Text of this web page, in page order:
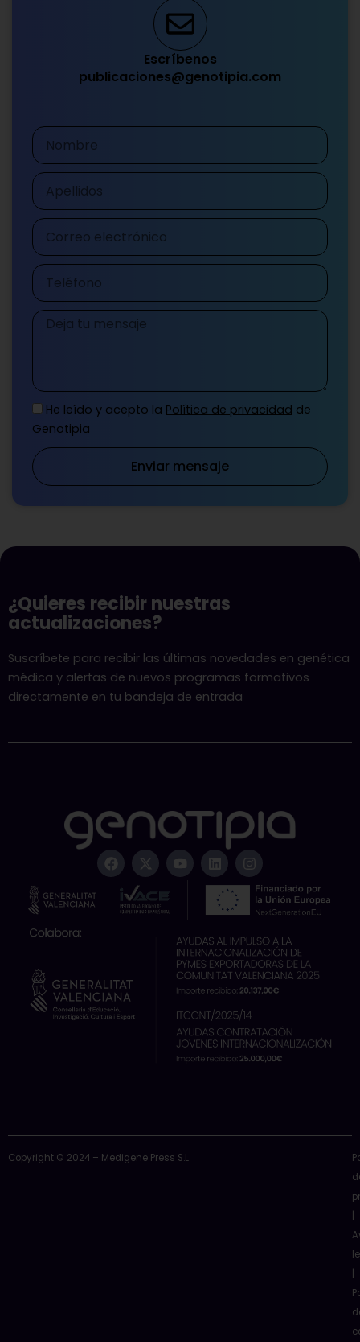
Escríbenos
publicaciones@genotipia.com
Nombre
Apellidos
Correo
electrónico
Teléfono
Mensaje
He leído y acepto la Política de privacidad de
Genotipia
Enviar mensaje
¿Quieres recibir nuestras
actualizaciones?
Suscríbete para recibir las últimas novedades en genética
médica y alertas de nuevos programas formativos
directamente en tu bandeja de entrada
F
a
c
X
-
t
w
i
Y
o
u
e
L
i
n
k
e
i
n
I
n
s
a
r
a
m
Copyright © 2024 – Medigene Press S.L